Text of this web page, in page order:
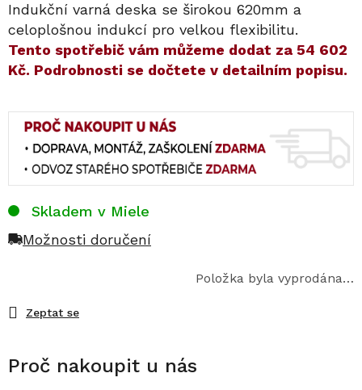
Položka byla vyprodána…
Indukční varná deska se širokou 620mm a
celoplošnou indukcí pro velkou flexibilitu.
​​Tento spotřebič vám můžeme dodat za 54 602
Kč. Podrobnosti se dočtete v detailním popisu.
Zeptat se
Skladem v Miele
Možnosti doručení
Proč nakoupit u nás